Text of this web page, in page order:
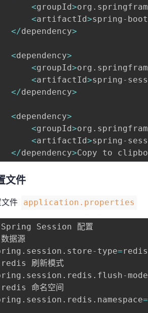
<groupId>org .
<artifactId>spring - boot
</dependency>
<dependency>
<groupId>org .
<artifactId>spring -
</dependency>
<dependency>
<groupId>org .
<artifactId>spring -
</dependency>
文件
件 application.properties
Session 配置
据源
. session . store- type=redis
刷新模式
. session . redis . flush- mode
命名空间
. session . redis . namespace=